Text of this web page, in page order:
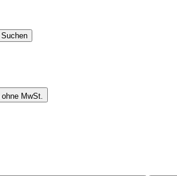
Suchen
ohne MwSt.